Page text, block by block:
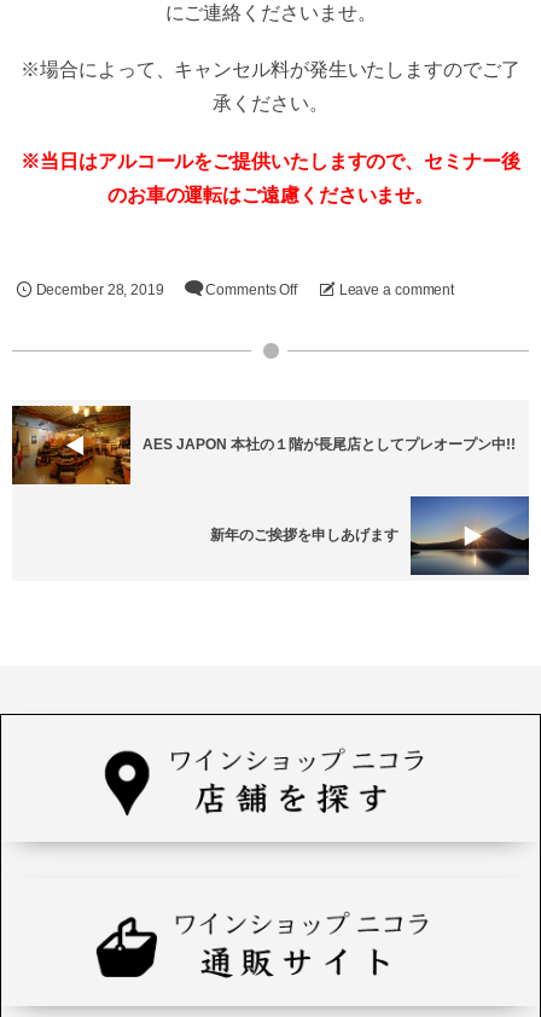
にご連絡くださいませ。
※場合によって、キャンセル料が発生いたしますのでご了
承ください。
※当日はアルコールをご提供いたしますので、セミナー後
のお車の運転はご遠慮くださいませ。
December 28 ,2019 Comments Off Leave a comment
AES JAPON 本社の１階が長尾店としてプレオープン中!!
新年のご挨拶を申しあげます